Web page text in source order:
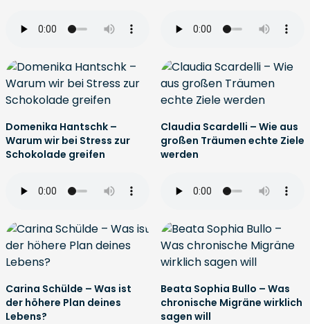
Domenika Hantschk –
Warum wir bei Stress zur
Schokolade greifen
Claudia Scardelli – Wie aus
großen Träumen echte Ziele
werden
Carina Schülde – Was ist
der höhere Plan deines
Lebens?
Beata Sophia Bullo – Was
chronische Migräne wirklich
sagen will